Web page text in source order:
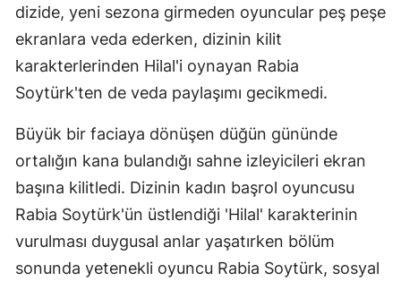
Elazığ
Eskişehir
Giresun
Gümüşhane
dizide, yeni sezona girmeden oyuncular peş peşe
ekranlara veda ederken, dizinin kilit
karakterlerinden Hilal'i oynayan Rabia
Soytürk'ten de veda paylaşımı gecikmedi.
Büyük bir faciaya dönüşen düğün gününde
ortalığın kana bulandığı sahne izleyicileri ekran
başına kilitledi. Dizinin kadın başrol oyuncusu
Rabia Soytürk'ün üstlendiği 'Hilal' karakterinin
vurulması duygusal anlar yaşatırken bölüm
sonunda yetenekli oyuncu Rabia Soytürk, sosyal